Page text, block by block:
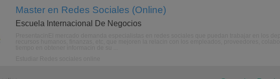
Master en Redes Sociales (Online)
Escuela Internacional De Negocios